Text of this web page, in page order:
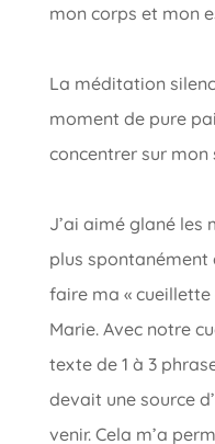
mon corps et mon
La méditation
moment de pure
concentrer sur mon
J’ai aimé glané les
plus spontanément
faire ma «
Marie. Avec notre
texte de 1 à 3
devait une source
venir. Cela m’a